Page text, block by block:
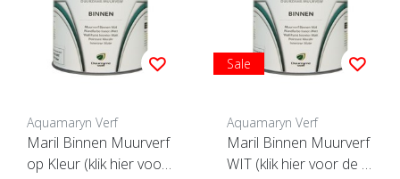
Aquamaryn Verf
Maril Binnen Muurverf
op Kleur (klik hier voor
Sale
Aquamaryn Verf
Maril Binnen Muurverf
WIT (klik hier voor de in